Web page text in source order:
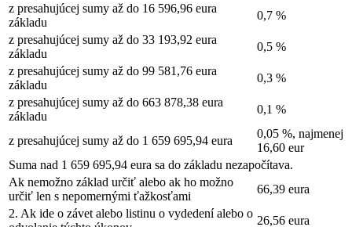
z presahujúcej sumy až do 16 596,96 eura
základu
0,7 %
z presahujúcej sumy až do 33 193,92 eura
základu
0,5 %
z presahujúcej sumy až do 99 581,76 eura
základu
0,3 %
z presahujúcej sumy až do 663 878,38 eura
základu
0,1 %
z presahujúcej sumy až do 1 659 695,94 eura
0,05 %, najmenej
16,60 eur
Suma nad 1 659 695,94 eura sa do základu nezapočítava.
Ak nemožno základ určiť alebo ak ho možno
určiť len s nepomernými ťažkosťami
66,39 eura
2. Ak ide o závet alebo listinu o vydedení alebo o
26,56 eura